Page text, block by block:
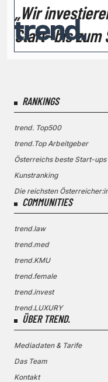
„Wir
Start- bis zum
RANKINGS
trend. Top500
trend.Top Arbeitgeber
Österreichs beste Start-ups
Kunstranking
Die reichsten
COMMUNITIES
trend.law
trend.med
trend.KMU
trend.female
trend.invest
trend.LUXURY
ÜBER TREND.
Mediadaten & Tarife
Das Team
Kontakt